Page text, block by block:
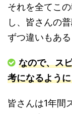
それを全てこ
し、皆さんの
ずつ違いもある
なので、ス
考になるよう
皆さんは1年間